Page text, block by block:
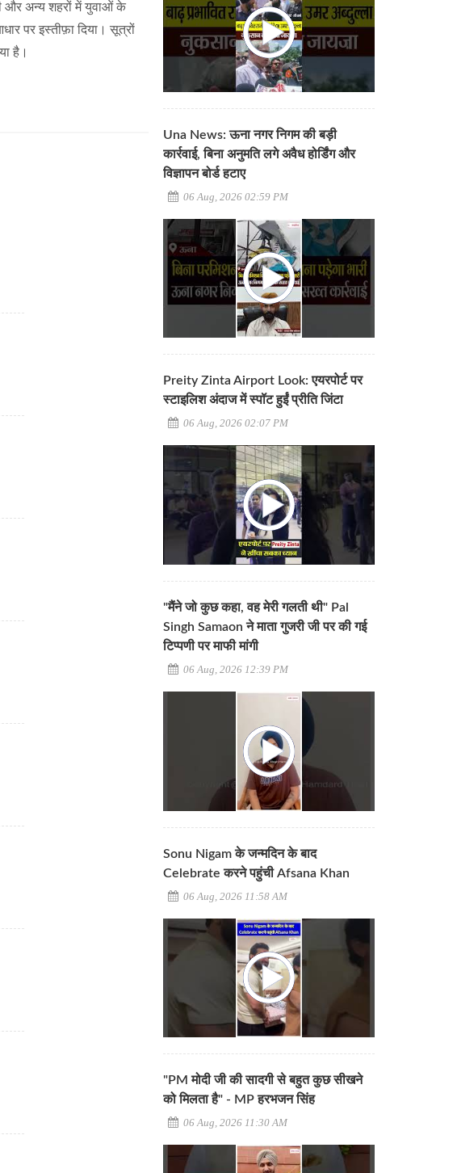
और अन्य शहरों में युवाओं के
पर इस्तीफ़ा दिया। सूत्रों
है।
Una News: ऊना नगर निगम की बड़ी
कार्रवाई, बिना अनुमति लगे अवैध होर्डिंग और
विज्ञापन बोर्ड हटाए
06 Aug, 2026 02:59 PM
Preity Zinta Airport Look: एयरपोर्ट पर
स्टाइलिश अंदाज में स्पॉट हुईं प्रीति जिंटा
06 Aug, 2026 02:07 PM
"मैंने जो कुछ कहा, वह मेरी गलती थी" Pal
Singh Samaon ने माता गुजरी जी पर की गई
टिप्पणी पर माफी मांगी
06 Aug, 2026 12:39 PM
Sonu Nigam के जन्मदिन के बाद
Celebrate करने पहुंची Afsana Khan
06 Aug, 2026 11:58 AM
"PM मोदी जी की सादगी से बहुत कुछ सीखने
को मिलता है" - MP हरभजन सिंह
06 Aug, 2026 11:30 AM